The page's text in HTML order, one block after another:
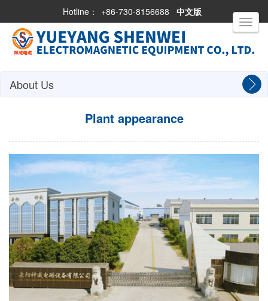
Hotline： +86-730-8156688 中文版
About Us
Plant appearance
Toggle